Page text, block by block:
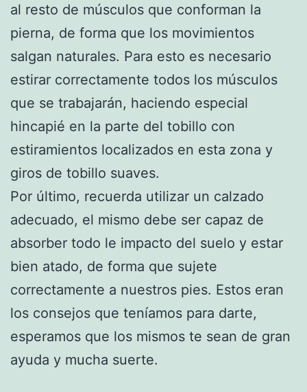
al resto de músculos que conforman la
pierna, de forma que los movimientos
salgan naturales. Para esto es necesario
estirar correctamente todos los músculos
que se trabajarán, haciendo especial
hincapié en la parte del tobillo con
estiramientos localizados en esta zona y
giros de tobillo suaves.
Por último, recuerda utilizar un calzado
adecuado, el mismo debe ser capaz de
absorber todo le impacto del suelo y estar
bien atado, de forma que sujete
correctamente a nuestros pies. Estos eran
los consejos que teníamos para darte,
esperamos que los mismos te sean de gran
ayuda y mucha suerte.